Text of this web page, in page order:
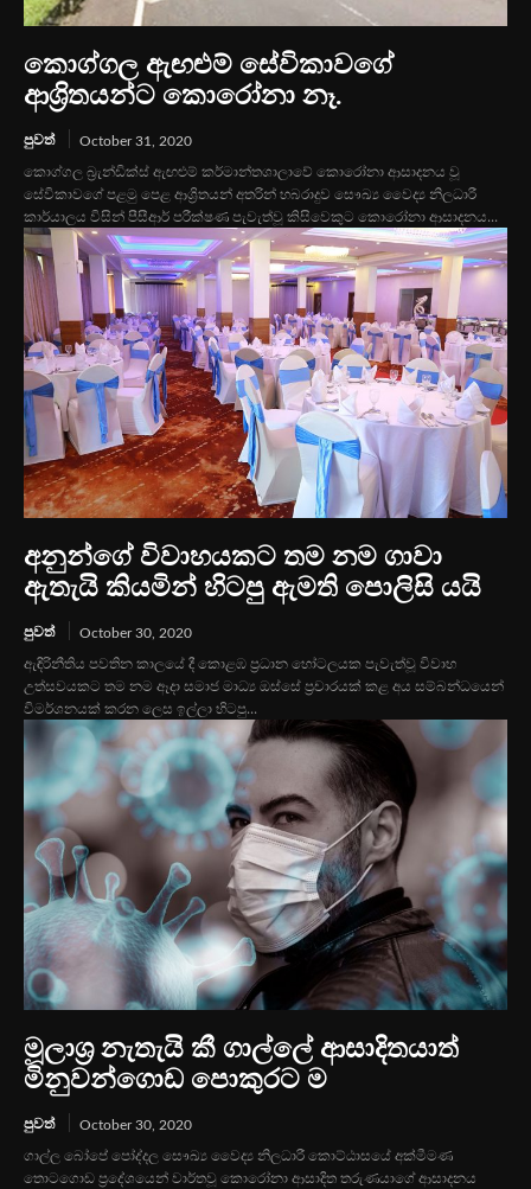
කොග්ගල ඇඟළුම් සේවිකාවගේ
ආශ්‍රිතයන්ට කොරෝනා නෑ.
පුවත් October 31, 2020
කොග්ගල බ්‍රැන්ඩික්ස් ඇඟළුම් කර්මාන්තශාලාවේ කොරෝනා ආසාදනය වූ
සේවිකාවගේ පළමු පෙළ ආශ්‍රිතයන් අතරින් හබරාදුව සෞඛ්‍ය වෛද්‍ය නිලධාරී
කාර්යාලය විසින් පීසීආර් පරීක්ෂණ පැවැත්වූ කිසිවෙකුට කොරෝනා ආසාදනය...
අනුන්ගේ විවාහයකට තම නම ගාවා
ඇතැයි කියමින් හිටපු ඇමති පොලිසි යයි
පුවත් October 30, 2020
ඇඳිරිනීතිය පවතින කාලයේ දී කොළඹ ප්‍රධාන හෝටලයක පැවැත්වූ විවාහ
උත්සවයකට තම නම ඈදා සමාජ මාධ්‍ය ඔස්සේ ප්‍රචාරයක් කළ අය සම්බන්ධයෙන්
විමර්ශනයක් කරන ලෙස ඉල්ලා හිටපු...
මූලාශ්‍ර නැතැයි කී ගාල්ලේ ආසාදිතයාත්
මිනුවන්ගොඩ පොකුරට ම
පුවත් October 30, 2020
ගාල්ල බෝපේ පෝද්දල සෞඛ්‍ය වෛද්‍ය නිලධාරී කොට්ඨාසයේ අක්මීමණ
තොටගොඩ ප්‍රදේශයෙන් වාර්තවූ කොරෝනා ආසාදිත තරුණයාගේ ආසාදනය